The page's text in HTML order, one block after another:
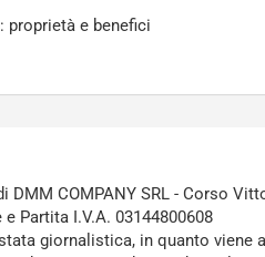
proprietà e benefici
DMM COMPANY SRL - Corso
Partita I.V.A. 03144800608
giornalistica, in quanto viene